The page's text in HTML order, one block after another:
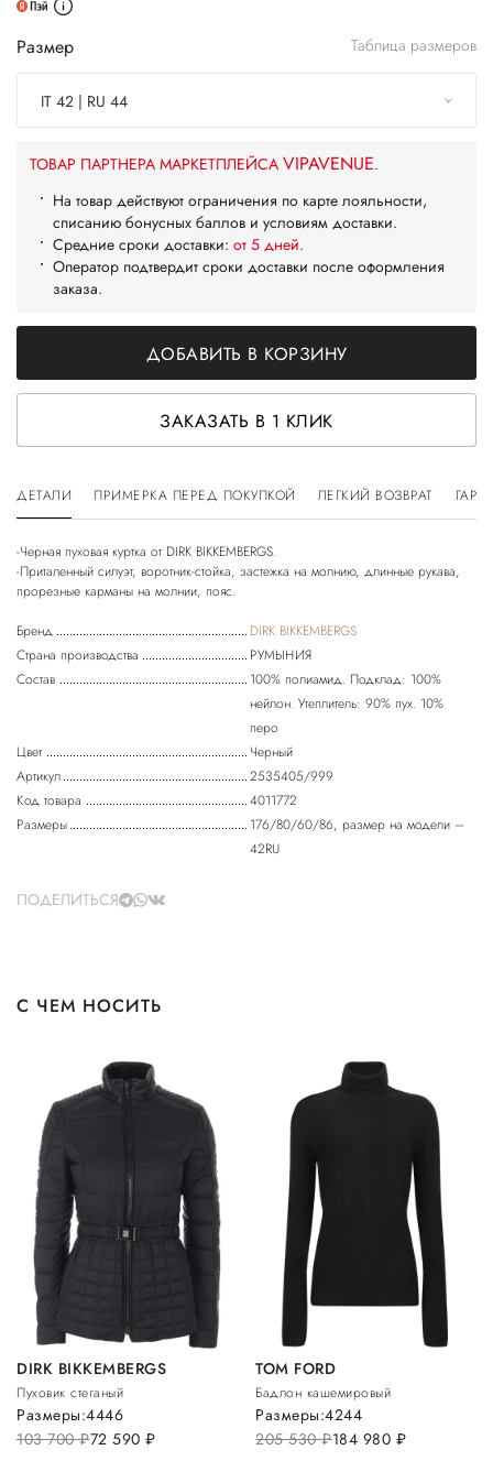
Размер Таблица размеров
IT 42 | RU 44
ТОВАР ПАРТНЕРА МАРКЕТПЛЕЙСА VIPAVENUE.
На товар действуют ограничения по карте лояльности,
списанию бонусных баллов и условиям доставки.
Средние сроки доставки: от 5 дней.
Оператор подтвердит сроки доставки после оформления
заказа.
ДОБАВИТЬ В КОРЗИНУ
ЗАКАЗАТЬ В 1 КЛИК
ДЕТАЛИ ПРИМЕРКА ПЕРЕД ПОКУПКОЙ ЛЕГКИЙ ВОЗВРАТ
-Черная пуховая куртка от DIRK BIKKEMBERGS.
-Приталенный силуэт, воротник-стойка, застежка на молнию, длинные рукава,
прорезные карманы на молнии, пояс.
Бренд
DIRK BIKKEMBERGS
Страна производства
РУМЫНИЯ
Состав
100% полиамид. Подклад: 100%
нейлон. Утеплитель: 90% пух. 10%
перо
Цвет
Черный
Артикул
2535405/999
Код товара
4011772
Размеры
176/80/60/86, размер на модели –
42RU
ПОДЕЛИТЬСЯ
С ЧЕМ НОСИТЬ
DIRK BIKKEMBERGS
Пуховик стеганый
103 700руб.72 590 руб.
Размеры:4446
TOM FORD
Бадлон кашемировый
205 530руб.184 980 руб.
Размеры:4244